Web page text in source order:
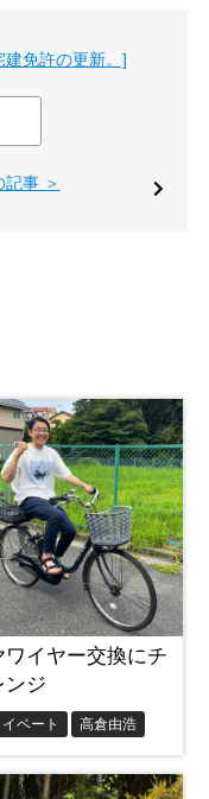
免許の更新。]
事 ＞